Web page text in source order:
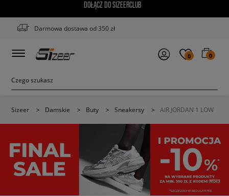
DOŁĄCZ DO SIZEERCLUB
Darmowa dostawa od 350 zł
0 0
Sizeer > Damskie > Buty > Sneakersy > AIR JORDAN 1 LOW